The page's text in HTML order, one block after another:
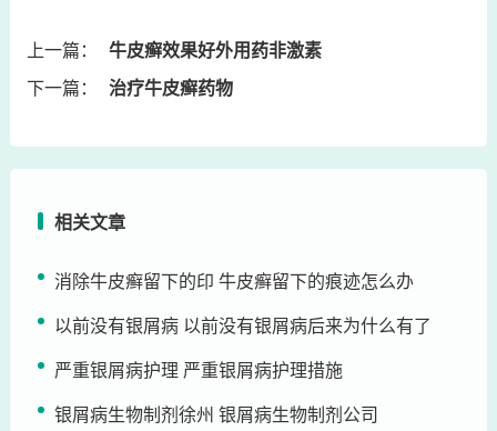
上一篇：
牛皮癣效果好外用药非激素
下一篇：
治疗牛皮癣药物
相关文章
消除牛皮癣留下的印 牛皮癣留下的痕迹怎么办
以前没有银屑病 以前没有银屑病后来为什么有了
严重银屑病护理 严重银屑病护理措施
银屑病生物制剂徐州 银屑病生物制剂公司